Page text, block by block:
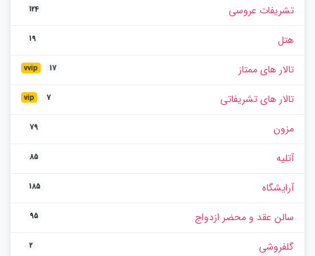
تشریفات عروسی 124
هتل 19
تالار های ممتاز vvip 17
تالار های تشریفاتی vip 7
مزون 79
آتلیه 85
آرایشگاه 185
سالن عقد و محضر ازدواج 95
گلفروشی 2